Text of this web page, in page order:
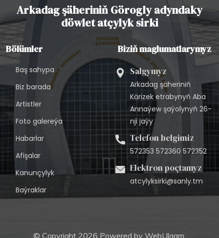
Arkadag şäheriniň Görogly adyndaky
döwlet atçylyk sirki
Bölümler
Baş sahypa
Biz barada
Artistler
Foto galereýa
Habarlar
Afişalar
Kanunçylyk
Baýraklar
Biziň maglumatlarymyz
Salgymyz
Arkadag şäheriniň
Kärizek etrabynyň Aba
Annaýew şaýolynyň 26-
nji jaýy
Telefon belgimiz
572353 572360 572352
Elektron poçtamyz
atcylyksirki@sanly.tm
© Copyright 2026 Powered by WebUlgam.